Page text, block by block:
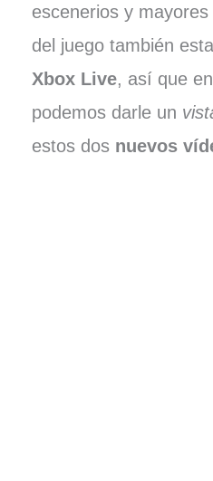
escenerios y
del juego también
Xbox Live, así que
podemos darle un
estos dos nuevos